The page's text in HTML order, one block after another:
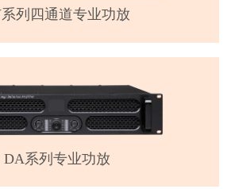
列四通道专业功放
DA系列专业功放